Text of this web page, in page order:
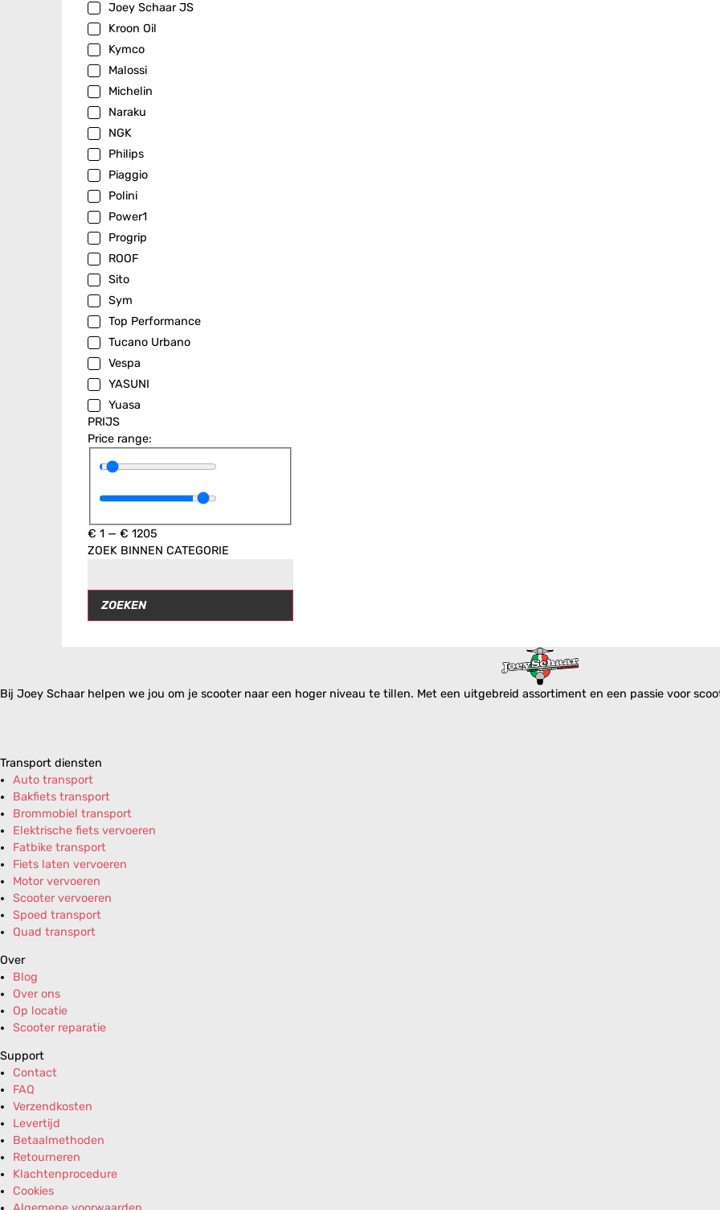
Joey Schaar JS
Kroon Oil
Kymco
Malossi
Michelin
Naraku
NGK
Philips
Piaggio
Polini
Power1
Progrip
ROOF
Sito
Sym
Top Performance
Tucano Urbano
Vespa
YASUNI
Yuasa
PRIJS
Price range:
€ 1 — € 1205
ZOEK BINNEN CATEGORIE
ZOEKEN
Bij Joey Schaar helpen we jou om je scooter naar een hoger niveau te tillen. Met een uitgebreid assortiment en een passie voor
Transport diensten
Auto transport
Bakfiets transport
Brommobiel transport
Elektrische fiets vervoeren
Fatbike transport
Fiets laten vervoeren
Motor vervoeren
Scooter vervoeren
Spoed transport
Quad transport
Over
Blog
Over ons
Op locatie
Scooter reparatie
Support
Contact
FAQ
Verzendkosten
Levertijd
Betaalmethoden
Retourneren
Klachtenprocedure
Cookies